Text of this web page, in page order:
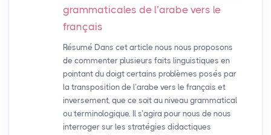
grammaticales de l’arabe vers le
français
Résumé Dans cet article nous nous proposons
de commenter plusieurs faits linguistiques en
pointant du doigt certains problèmes posés par
la transposition de l’arabe vers le français et
inversement, que ce soit au niveau grammatical
ou terminologique. Il s’agira pour nous de nous
interroger sur les stratégies didactiques